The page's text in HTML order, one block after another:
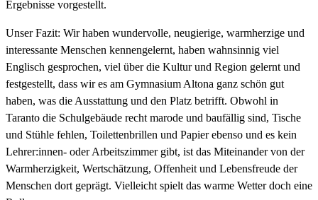
Ergebnisse vorgestellt.
Unser Fazit: Wir haben wundervolle, neugierige, warmherzige und
interessante Menschen kennengelernt, haben wahnsinnig viel
Englisch gesprochen, viel über die Kultur und Region gelernt und
festgestellt, dass wir es am Gymnasium Altona ganz schön gut
haben, was die Ausstattung und den Platz betrifft. Obwohl in
Taranto die Schulgebäude recht marode und baufällig sind, Tische
und Stühle fehlen, Toilettenbrillen und Papier ebenso und es kein
Lehrer:innen- oder Arbeitszimmer gibt, ist das Miteinander von der
Warmherzigkeit, Wertschätzung, Offenheit und Lebensfreude der
Menschen dort geprägt. Vielleicht spielt das warme Wetter doch eine